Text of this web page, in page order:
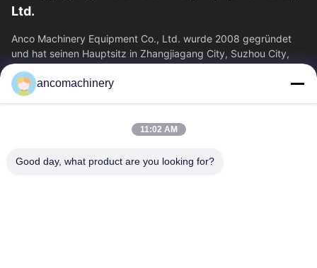
Ltd.
Anco Machinery Equipment Co., Ltd. wurde 2008 gegründet
und hat seinen Hauptsitz in Zhangjiagang City, Suzhou City,
Provinz Jiangsu. Es ist ein...
Schnelllinks
Über Uns
Fabrik Tour
Qualitätskontrolle
ancomachinery
11:02 AM
Good day, what product are you looking for?